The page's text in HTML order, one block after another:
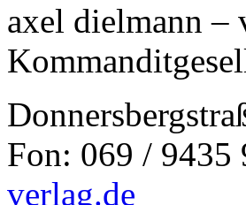
axel dielmann –
Fon: 069 /
verlag.de